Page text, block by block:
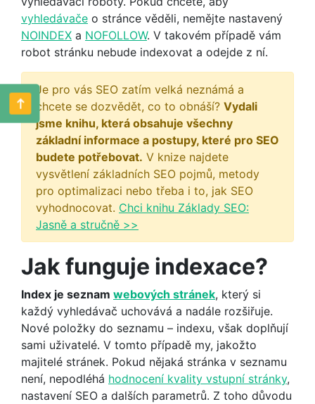
vyhledávače o stránce věděli, nemějte nastavený
NOINDEX a NOFOLLOW. V takovém případě vám
robot stránku nebude indexovat a odejde z ní.
Je pro vás SEO zatím velká neznámá a
chcete se dozvědět, co to obnáší? Vydali
jsme knihu, která obsahuje všechny
základní informace a postupy, které pro SEO
budete potřebovat. V knize najdete
vysvětlení základních SEO pojmů, metody
pro optimalizaci nebo třeba i to, jak SEO
vyhodnocovat. Chci knihu Základy SEO:
Jasně a stručně >>
Jak funguje indexace?
Index je seznam webových stránek, který si
každý vyhledávač uchovává a nadále rozšiřuje.
Nové položky do seznamu – indexu, však doplňují
sami uživatelé. V tomto případě my, jakožto
majitelé stránek. Pokud nějaká stránka v seznamu
není, nepodléhá hodnocení kvality vstupní stránky,
nastavení SEO a dalších parametrů. Z toho důvodu